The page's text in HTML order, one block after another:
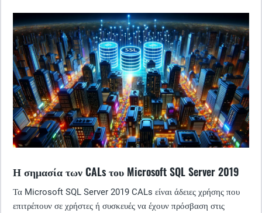
Η σημασία των CALs του Microsoft SQL Server 2019
Τα Microsoft SQL Server 2019 CALs είναι άδειες χρήσης που
επιτρέπουν σε χρήστες ή συσκευές να έχουν πρόσβαση στις